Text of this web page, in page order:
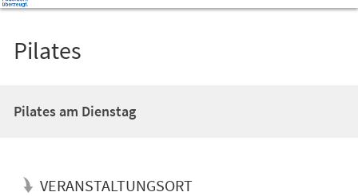
Pilates
Pilates am Dienstag
VERANSTALTUNGSORT